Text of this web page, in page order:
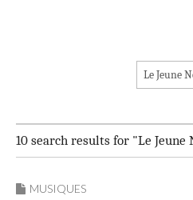
Rechercher
10 search results for "Le Jeune
MUSIQUES